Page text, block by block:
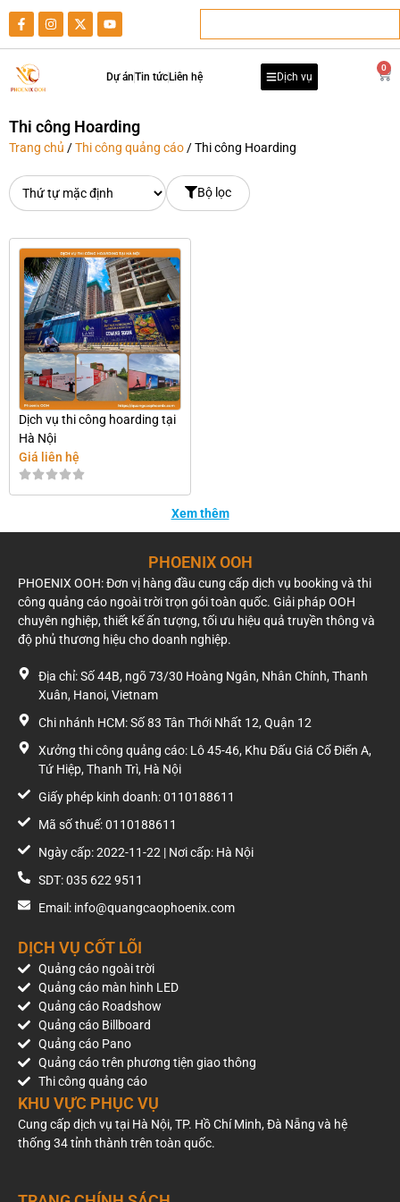
Dự ánTin tức Liên hệ Dịch vụ
0
Thi công Hoarding
Trang chủ /Thi công quảng cáo / Thi công Hoarding
Bộ lọc
Dịch vụ thi công hoarding tại
Hà Nội
Giá liên hệ
Xem thêm
PHOENIX OOH
PHOENIX OOH: Đơn vị hàng đầu cung cấp dịch vụ booking và thi
công quảng cáo ngoài trời trọn gói toàn quốc. Giải pháp OOH
chuyên nghiệp, thiết kế ấn tượng, tối ưu hiệu quả truyền thông và
độ phủ thương hiệu cho doanh nghiệp.
Địa chỉ: Số 44B, ngõ 73/30 Hoàng Ngân, Nhân Chính, Thanh
Xuân, Hanoi, Vietnam
Chi nhánh HCM: Số 83 Tân Thới Nhất 12, Quận 12
Xưởng thi công quảng cáo: Lô 45-46, Khu Đấu Giá Cổ Điển A,
Tứ Hiệp, Thanh Trì, Hà Nội
Giấy phép kinh doanh: 0110188611
Mã số thuế: 0110188611
Ngày cấp: 2022-11-22 | Nơi cấp: Hà Nội
SDT: 035 622 9511
Email: info@quangcaophoenix.com
DỊCH VỤ CỐT LÕI
Quảng cáo ngoài trời
Quảng cáo màn hình LED
Quảng cáo Roadshow
Quảng cáo Billboard
Quảng cáo Pano
Quảng cáo trên phương tiện giao thông
Thi công quảng cáo
KHU VỰC PHỤC VỤ
Cung cấp dịch vụ tại Hà Nội, TP. Hồ Chí Minh, Đà Nẵng và hệ
thống 34 tỉnh thành trên toàn quốc.